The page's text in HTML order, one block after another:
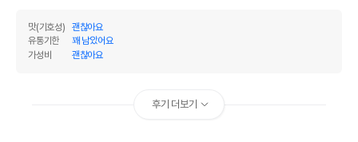
맛(기호성)
괜찮아요
유통기한
꽤 남았어요
가성비
괜찮아요
후기 더보기